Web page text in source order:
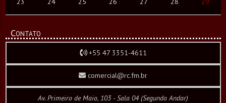
Contato
+55 47 3351-4611
comercial@rc.fm.br
Av. Primeiro de Maio, 103 - Sala 04 (Segundo Andar)